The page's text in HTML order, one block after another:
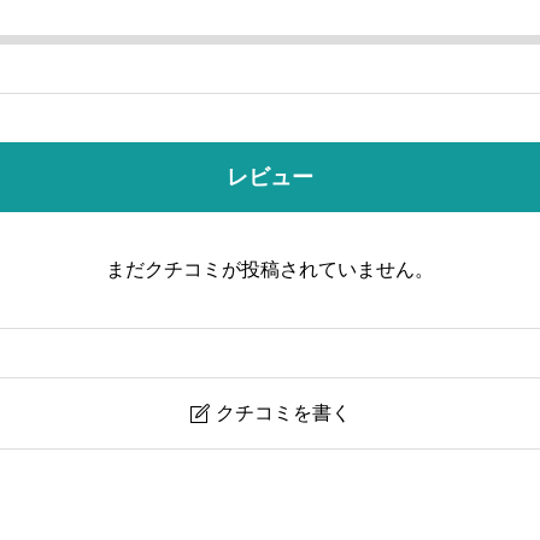
レビュー
まだクチコミが投稿されていません。
 クチコミを書く